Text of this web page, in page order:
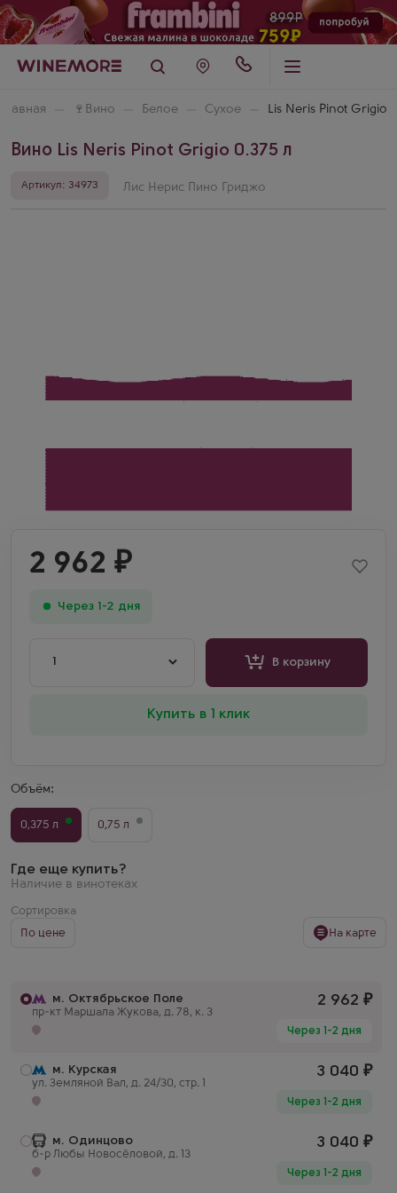
Главная 🍷 Вино Белое Сухое Lis Neris Pinot Grigio
Вино Lis Neris Pinot Grigio 0.375 л
Артикул: 34973 Лис Нерис Пино Гриджо
Объём:
0,375 л 0,75 л
2 962 ₽
Через 1-2 дня
1 В корзину
Купить в 1 клик
Где еще купить?
Наличие в винотеках
Сортировка
По цене
На карте
м. Октябрьское Поле
пр-кт Маршала Жукова, д. 78, к. 3
2 962 ₽
Через 1-2 дня
м. Курская
ул. Земляной Вал, д. 24/30, стр. 1
3 040 ₽
Через 1-2 дня
м. Одинцово
б-р Любы Новосёловой, д. 13
3 040 ₽
Через 1-2 дня